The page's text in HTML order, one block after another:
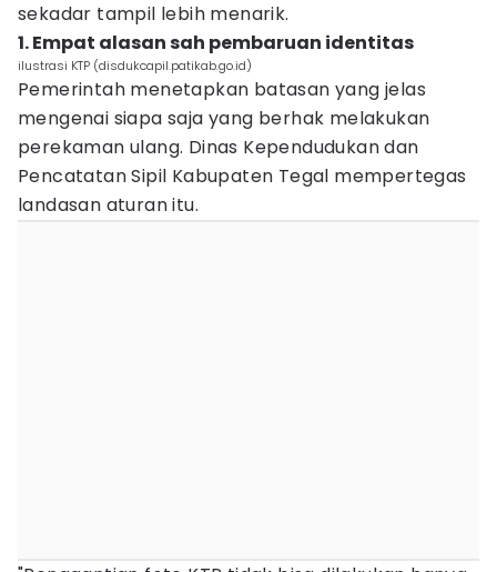
sekadar tampil lebih menarik.
1. Empat alasan sah pembaruan identitas
ilustrasi KTP (disdukcapil.patikab.go.id)
Pemerintah menetapkan batasan yang jelas
mengenai siapa saja yang berhak melakukan
perekaman ulang. Dinas Kependudukan dan
Pencatatan Sipil Kabupaten Tegal mempertegas
landasan aturan itu.